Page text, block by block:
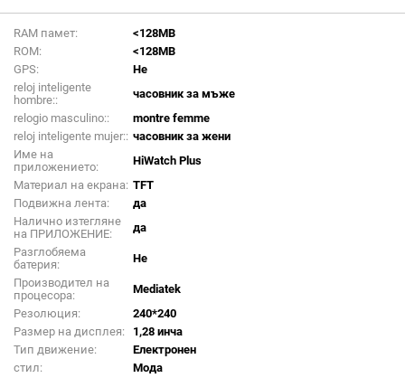
RAM памет:
<128MB
ROM:
<128MB
GPS:
Не
reloj inteligente
hombre::
часовник за мъже
relogio masculino::
montre femme
reloj inteligente mujer:: часовник за жени
Име на
приложението:
HiWatch Plus
Материал на екрана: TFT
Подвижна лента:
да
Налично изтегляне
на ПРИЛОЖЕНИЕ:
да
Разглобяема
батерия:
Не
Производител на
процесора:
Mediatek
Резолюция:
240*240
Размер на дисплея:
1,28 инча
Тип движение:
Електронен
стил:
Мода